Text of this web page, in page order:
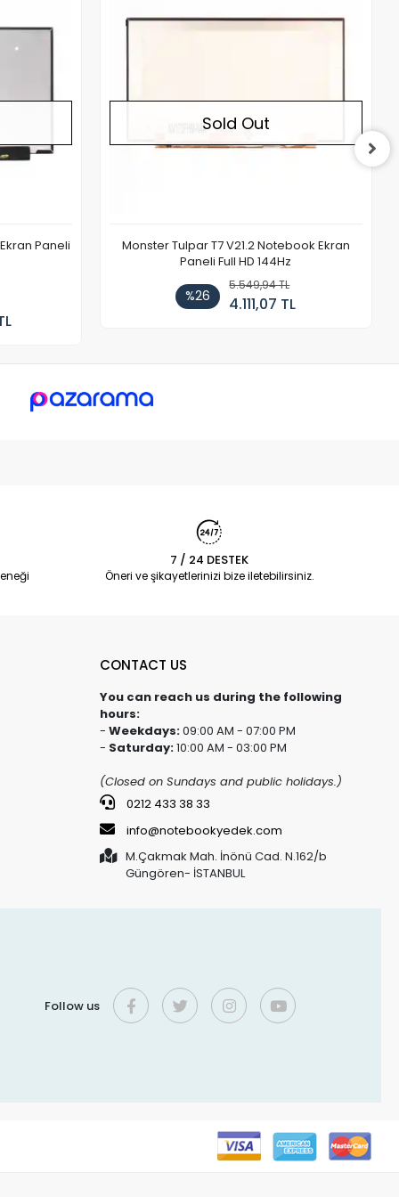
Paneli
Sold Out
Monster Tulpar T7 V21.2 Notebook Ekran
Paneli Full HD 144Hz
%26
5.549,94 TL
4.111,07 TL
7 / 24 DESTEK
Öneri ve şikayetlerinizi bize iletebilirsiniz.
CONTACT US
You can reach us during the following
hours:
- Weekdays:09:00 AM - 07:00 PM
- Saturday:10:00 AM - 03:00 PM
(Closed on Sundays and public holidays.)
0212 433 38 33
info@notebookyedek.com
M.Çakmak Mah. İnönü Cad. N.162/b
Güngören- İSTANBUL
Follow us